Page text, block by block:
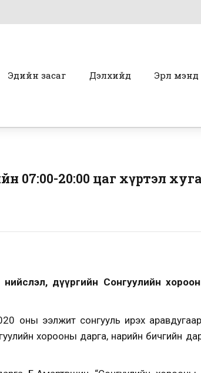
Эдийн засаг Дэлхийд Эрүүл мэнд
07:00-20:00 цаг хүртэл
нийслэл, дүүргийн Сонгуулийн
оны ээлжит сонгууль ирэх
хорооны дарга, нарийн бичгийн